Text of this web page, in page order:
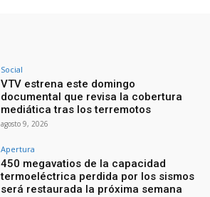
Social
VTV estrena este domingo
documental que revisa la cobertura
mediática tras los terremotos
agosto 9, 2026
Apertura
450 megavatios de la capacidad
termoeléctrica perdida por los sismos
será restaurada la próxima semana